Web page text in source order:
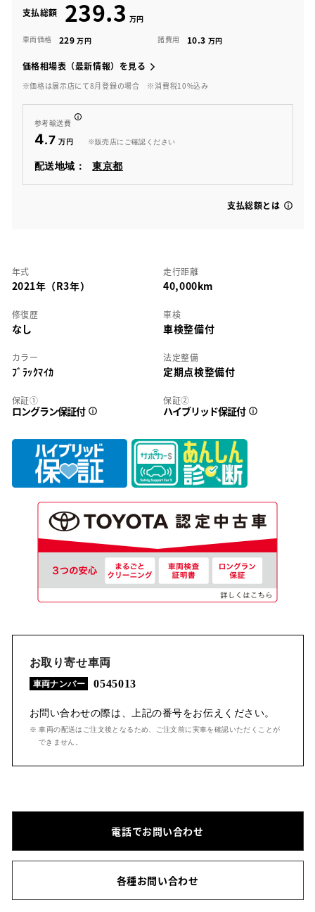
支払総額 239.3
車両価格 229 諸費用 10.3
価格相場表（最新情報）を見る
※価格は展示店にて8月登録の場合 ※消費税10%込み
参考輸送費
4.7 ※販売店にご確認ください
配送地域： 東京都
支払総額とは
年式
2021年（R3年）
走行距離
40,000km
修復歴
なし
車検
車検整備付
カラー
ﾌﾞﾗｯｸﾏｲｶ
法定整備
定期点検整備付
保証①
ロングラン保証付
保証②
ハイブリッド保証付
お取り寄せ車両
車両ナンバー 0545013
お問い合わせの際は、上記の番号をお伝えください。
※ 車両の配送はご注文後となるため、ご注文前に実車を確認いただくことが
できません。
電話でお問い合わせ
各種お問い合わせ